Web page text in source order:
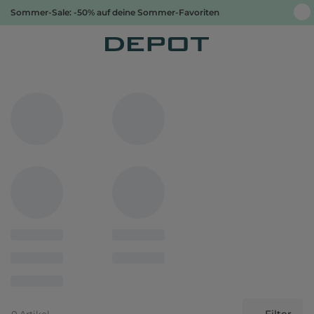
Sommer-Sale: -50% auf deine Sommer-Favoriten